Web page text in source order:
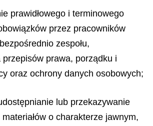
prawidłowego i terminowego
przez pracowników
zespołu,
przepisów prawa, porządku i
oraz ochrony danych osobowych;
lub przekazywanie
o charakterze jawnym,